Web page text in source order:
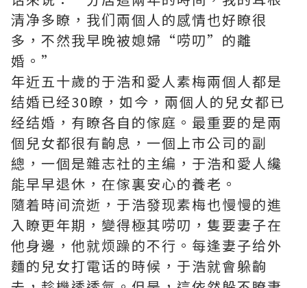
清净多瞭，我们兩個人的感情也好瞭很
多，不然我早晚被媳婦“唠叨”的離
婚。”
年近五十歲的于浩和愛人素梅兩個人都是
结婚已经30瞭，如今，兩個人的兒女都已
经结婚，有瞭各自的傢庭。最重要的是兩
個兒女都很有齣息，一個上市公司的副
總，一個是雜志社的主编，于浩和愛人纔
能早早退休，在傢裏安心的養老。
隨着時间流逝，于浩發现素梅也慢慢的進
入瞭更年期，變得極其唠叨，隻要妻子在
他身邊，他就烦躁的不行。每逢妻子给外
麵的兒女打電话的時候，于浩就會躲齣